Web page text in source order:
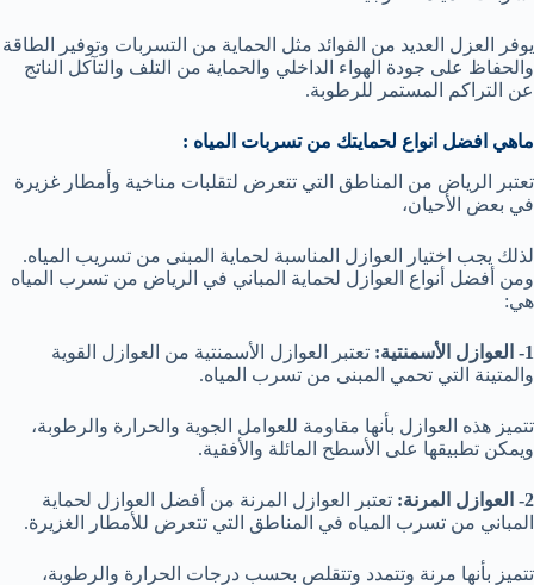
يوفر العزل العديد من الفوائد مثل الحماية من التسربات وتوفير الطاقة
والحفاظ على جودة الهواء الداخلي والحماية من التلف والتآكل الناتج
عن التراكم المستمر للرطوبة.
ماهي افضل انواع لحمايتك من تسربات المياه :
تعتبر الرياض من المناطق التي تتعرض لتقلبات مناخية وأمطار غزيرة
في بعض الأحيان،
لذلك يجب اختيار العوازل المناسبة لحماية المبنى من تسريب المياه.
ومن أفضل أنواع العوازل لحماية المباني في الرياض من تسرب المياه
هي:
1- العوازل الأسمنتية:
تعتبر العوازل الأسمنتية من العوازل القوية
والمتينة التي تحمي المبنى من تسرب المياه.
تتميز هذه العوازل بأنها مقاومة للعوامل الجوية والحرارة والرطوبة،
ويمكن تطبيقها على الأسطح المائلة والأفقية.
2- العوازل المرنة:
تعتبر العوازل المرنة من أفضل العوازل لحماية
المباني من تسرب المياه في المناطق التي تتعرض للأمطار الغزيرة.
تتميز بأنها مرنة وتتمدد وتتقلص بحسب درجات الحرارة والرطوبة،